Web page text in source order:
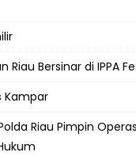
Riau Bersinar di IPPA
Kampar
Riau Pimpin